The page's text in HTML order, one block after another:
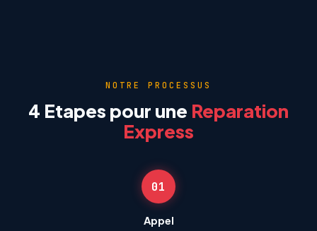
NOTRE PROCESSUS
4 Etapes pour une Reparation
Express
01
Appel